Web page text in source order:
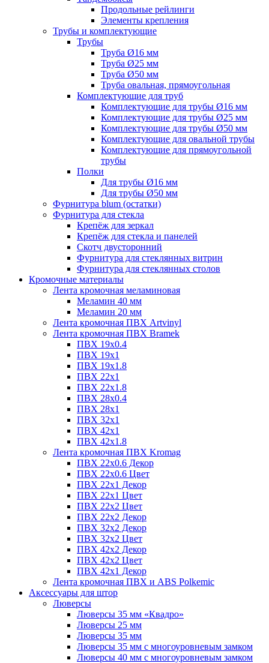
Продольные рейлинги
Элементы крепления
Трубы и комплектующие
Трубы
Труба Ø16 мм
Труба Ø25 мм
Труба Ø50 мм
Труба овальная, прямоугольная
Комплектующие для труб
Комплектующие для трубы Ø16 мм
Комплектующие для трубы Ø25 мм
Комплектующие для трубы Ø50 мм
Комплектующие для овальной трубы
Комплектующие для прямоугольной
трубы
Полки
Для трубы Ø16 мм
Для трубы Ø50 мм
Фурнитура blum (остатки)
Фурнитура для стекла
Крепёж для зеркал
Крепёж для стекла и панелей
Скотч двусторонний
Фурнитура для стеклянных витрин
Фурнитура для стеклянных столов
Кромочные материалы
Лента кромочная меламиновая
Меламин 40 мм
Меламин 20 мм
Лента кромочная ПВХ Artvinyl
Лента кромочная ПВХ Bramek
ПВХ 19x0.4
ПВХ 19х1
ПВХ 19х1.8
ПВХ 22х1
ПВХ 22х1.8
ПВХ 28х0.4
ПВХ 28х1
ПВХ 32x1
ПВХ 42х1
ПВХ 42х1.8
Лента кромочная ПВХ Kromag
ПВХ 22x0.6 Декор
ПВХ 22x0.6 Цвет
ПВХ 22x1 Декор
ПВХ 22x1 Цвет
ПВХ 22x2 Цвет
ПВХ 22x2 Декор
ПВХ 32x2 Декор
ПВХ 32x2 Цвет
ПВХ 42x2 Декор
ПВХ 42x2 Цвет
ПВХ 42x1 Декор
Лента кромочная ПВХ и ABS Polkemic
Аксессуары для штор
Люверсы
Люверсы 35 мм «Квадро»
Люверсы 25 мм
Люверсы 35 мм
Люверсы 35 мм с многоуровневым замком
Люверсы 40 мм с многоуровневым замком